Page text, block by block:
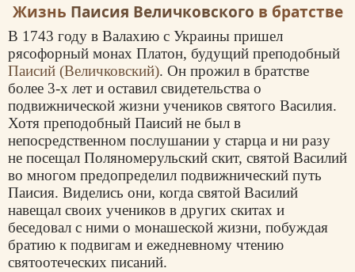
Жизнь Паисия Величковского в братстве
В 1743 году в Валахию с Украины пришел
рясофорный монах Платон, будущий преподобный
Паисий (Величковский). Он прожил в братстве
более 3-х лет и оставил свидетельства о
подвижнической жизни учеников святого Василия.
Хотя преподобный Паисий не был в
непосредственном послушании у старца и ни разу
не посещал Поляномерульский скит, святой Василий
во многом предопределил подвижнический путь
Паисия. Виделись они, когда святой Василий
навещал своих учеников в других скитах и
беседовал с ними о монашеской жизни, побуждая
братию к подвигам и ежедневному чтению
святоотеческих писаний.